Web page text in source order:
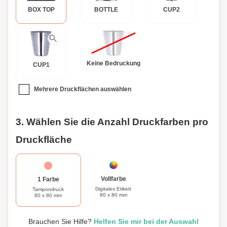
Persönlichkeit des Empfängers widerspiegelt, zu einem
unserer matten, schmalen Taschenflasche. Bestellen Sie
Ihre heute und bringen Sie Ihr Trinkerlebnis auf eine neue
Ebene.
BOX TOP BOTTLE CUP2
CUP1 Keine Bedruckung
Mehrere Druckflächen auswählen
3. Wählen Sie die Anzahl Druckfarben pro
Druckfläche
1 Farbe
Tampondruck
80 x 80 mm
Vollfarbe
Digitales Etikett
80 x 80 mm
Brauchen Sie Hilfe? Helfen Sie mir bei der Auswahl